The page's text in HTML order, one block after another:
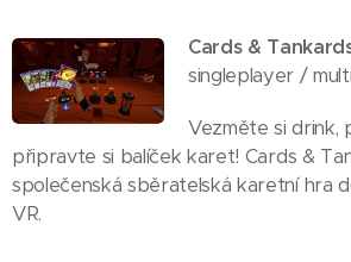
Cards &
singleplayer /
Vezměte si
připravte si balíček karet! Cards &
společenská sběratelská karetní hra
VR.